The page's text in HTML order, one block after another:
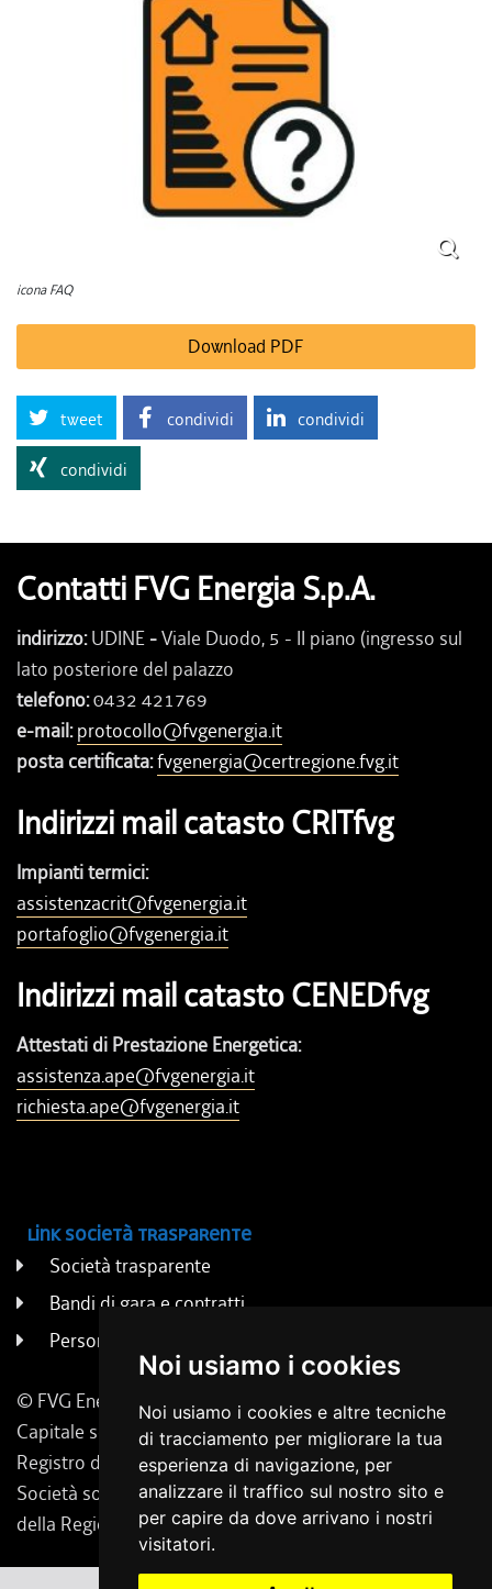
Noi usiamo i cookies
Noi usiamo i cookies e altre tecniche
di tracciamento per migliorare la tua
esperienza di navigazione, per
analizzare il traffico sul nostro sito e
per capire da dove arrivano i nostri
visitatori.
icona FAQ
Download PDF
tweet condividi condividi
condividi
Contatti FVG Energia S.p.A.
indirizzo:UDINE -Viale Duodo, 5 - II piano (ingresso sul
lato posteriore del palazzo
telefono:0432 421769
e-mail:protocollo@fvgenergia.it
posta certificata:fvgenergia@certregione.fvg.it
Indirizzi mail catasto CRITfvg
Impianti termici:
assistenzacrit@fvgenergia.it
portafoglio@fvgenergia.it
Indirizzi mail catasto CENEDfvg
Attestati di Prestazione Energetica:
assistenza.ape@fvgenergia.it
richiesta.ape@fvgenergia.it
Link società trasparente
Società trasparente
Bandi di gara e contratti
Persone e uffici
© FVG Energia S.p.A. - Tutti i diritti riservati
Capitale sociale 130.000 € i.v. | Codice Fiscale, Iscrizione
Registro delle Imprese di Udine 02431160304
Società soggetta a direzione e coordinamento da parte
della Regione Friuli Venezia Giulia.